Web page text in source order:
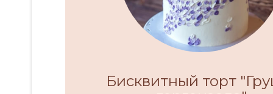
Бисквитный торт